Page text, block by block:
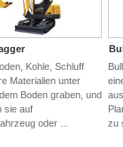
Kohle, Schluff
Materialien unter
Boden graben, und
sie auf
oder ...
zu